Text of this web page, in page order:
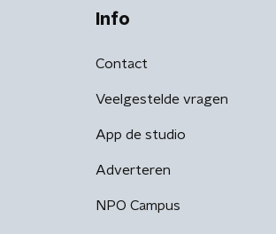
Info
Contact
Veelgestelde vragen
App de studio
Adverteren
NPO Campus